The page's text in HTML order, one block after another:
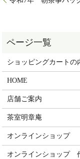
ショッピングカートの
HOME
店舗ご案内
茶室明章庵
オンラインショップ
オンラインショッ